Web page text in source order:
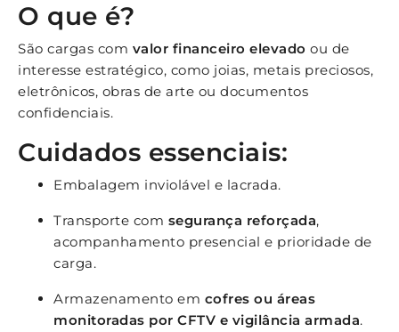
O que é?
São cargas com valor financeiro elevado ou de
interesse estratégico, como joias, metais preciosos,
eletrônicos, obras de arte ou documentos
confidenciais.
Cuidados essenciais:
Embalagem inviolável e lacrada.
Transporte com segurança reforçada,
acompanhamento presencial e prioridade de
carga.
Armazenamento em cofres ou áreas
monitoradas por CFTV e vigilância armada.